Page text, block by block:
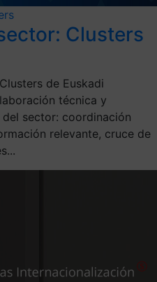
Clusters
de Euskadi
técnica y
sector: coordinación
relevante, cruce de